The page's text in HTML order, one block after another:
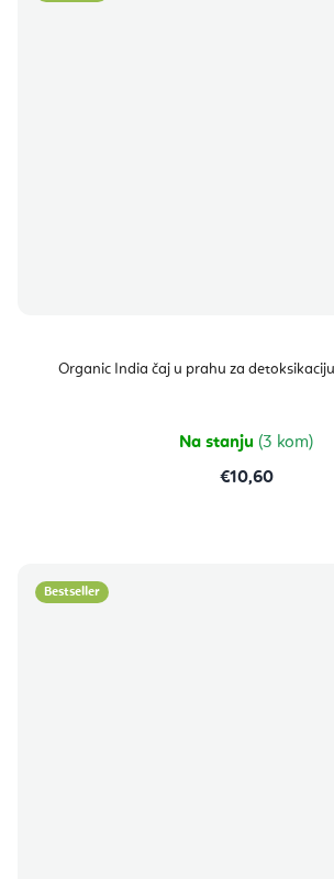
Organic India čaj u prahu za
Na stanju (3 kom)
€10,60
Bestseller